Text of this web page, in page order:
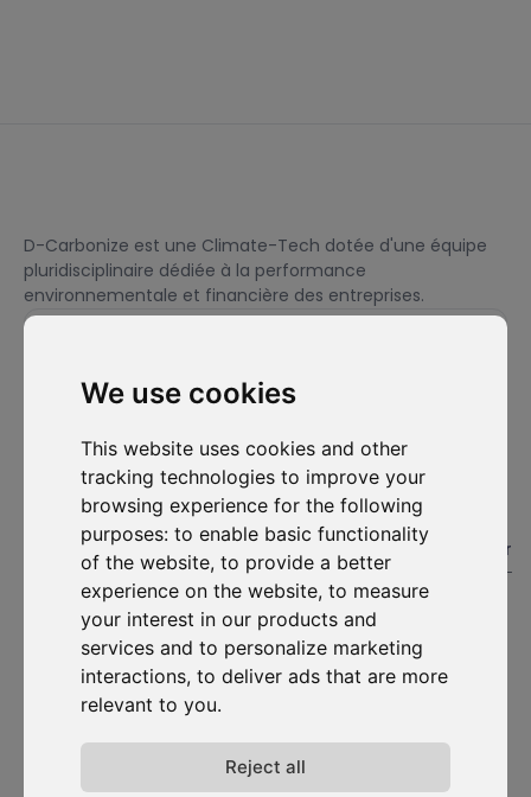
We use cookies
This website uses cookies and other
tracking technologies to improve your
browsing experience for the following
purposes: to enable basic functionality
of the website, to provide a better
experience on the website, to measure
your interest in our products and
services and to personalize marketing
interactions, to deliver ads that are more
relevant to you.
Reject all
D-Carbonize est une Climate-Tech dotée d'une équipe
pluridisciplinaire dédiée à la performance
environnementale et financière des entreprises.
Je souhaite m'abonner à la newsletter et accepte d'être
contacté à des fins de prospection commerciale.
S'abonner
Solutions
#1. Carbon Cockpit
D-
Carbonize
À propos
Rencontrez
l'équipe
Rejoignez-
nous
Ressources
Etudes de cas
Blog
Webinaires
Média
Nous
contacter
Contactez-
nous
Cockpit